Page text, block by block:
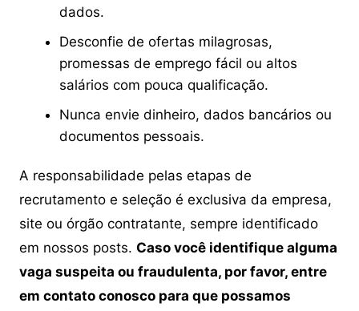
dados.
Desconfie de ofertas milagrosas,
promessas de emprego fácil ou altos
salários com pouca qualificação.
Nunca envie dinheiro, dados bancários ou
documentos pessoais.
A responsabilidade pelas etapas de
recrutamento e seleção é exclusiva da empresa,
site ou órgão contratante, sempre identificado
em nossos posts. Caso você identifique alguma
vaga suspeita ou fraudulenta, por favor, entre
em contato conosco para que possamos